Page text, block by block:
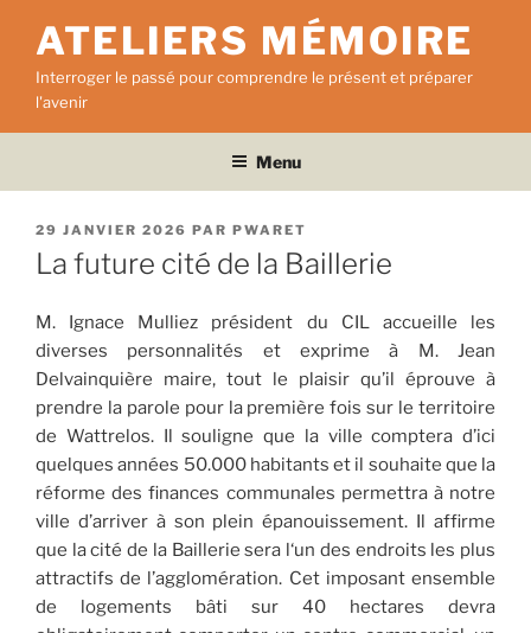
contenu
principal
ATELIERS MÉMOIRE
Interroger le passé pour comprendre le présent et préparer
l'avenir
Menu
PUBLIÉ
LE
29 JANVIER 2026 PAR PWARET
La future cité de la Baillerie
M. Ignace Mulliez président du CIL accueille les
diverses personnalités et exprime à M. Jean
Delvainquière maire, tout le plaisir qu’il éprouve à
prendre la parole pour la première fois sur le territoire
de Wattrelos. Il souligne que la ville comptera d’ici
quelques années 50.000 habitants et il souhaite que la
réforme des finances communales permettra à notre
ville d’arriver à son plein épanouissement. Il affirme
que la cité de la Baillerie sera l‘un des endroits les plus
attractifs de l’agglomération. Cet imposant ensemble
de logements bâti sur 40 hectares devra